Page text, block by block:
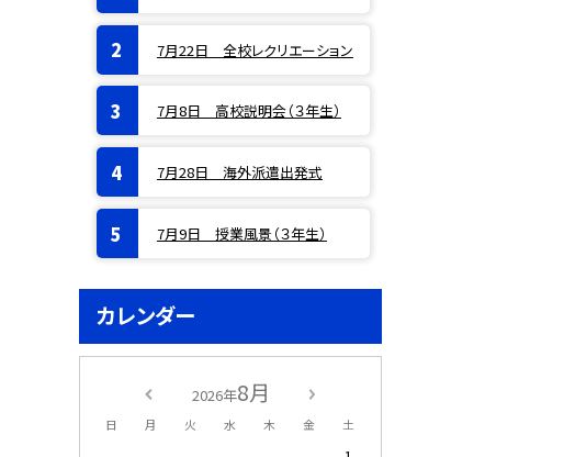
7月22日 全校レクリエーション
7月8日 高校説明会（３年生）
7月28日 海外派遣出発式
7月9日 授業風景（３年生）
カレンダー
2026年8月
日 月 火 水 木 金 土